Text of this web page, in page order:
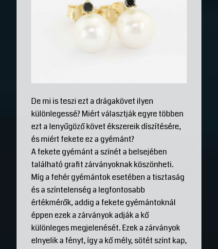
De mi is teszi ezt a drágakövet ilyen
különlegessé? Miért választják egyre többen
ezt a lenyűgöző követ ékszereik díszítésére,
és miért fekete ez a gyémánt?
A fekete gyémánt a színét a belsejében
található grafit zárványoknak köszönheti.
Míg a fehér gyémántok esetében a tisztaság
és a színtelenség a legfontosabb
értékmérők, addig a fekete gyémántoknál
éppen ezek a zárványok adják a kő
különleges megjelenését. Ezek a zárványok
elnyelik a fényt, így a kő mély, sötét színt kap,